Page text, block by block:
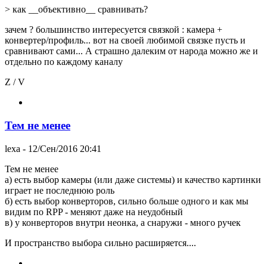
> как __объективно__ сравнивать?
зачем ? большинство интересуется связкой : камера +
конвертер/профиль... вот на своей любимой связке пусть и
сравнивают сами... А страшно далеким от народа можно же и
отдельно по каждому каналу
Z / V
Тем не менее
lexa - 12/Сен/2016 20:41
Тем не менее
а) есть выбор камеры (или даже системы) и качество картинки
играет не последнюю роль
б) есть выбор конверторов, сильно больше одного и как мы
видим по RPP - меняют даже на неудобный
в) у конверторов внутри неонка, а снаружи - много ручек
И пространство выбора сильно расширяется....